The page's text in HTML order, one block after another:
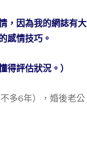
，因為我的網誌有大
感情技巧。
評估狀況。）
多6年），婚後老公